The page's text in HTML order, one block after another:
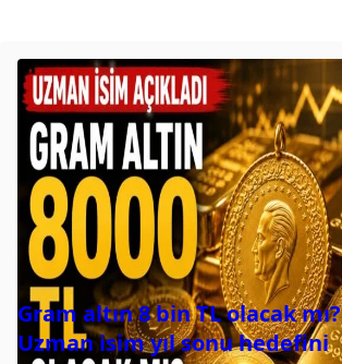
Gram altın 8 bin TL olacak mı?
Uzman isim yıl sonu hedefini